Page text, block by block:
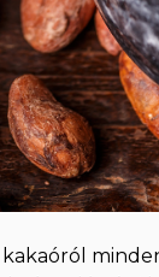
kakaóról